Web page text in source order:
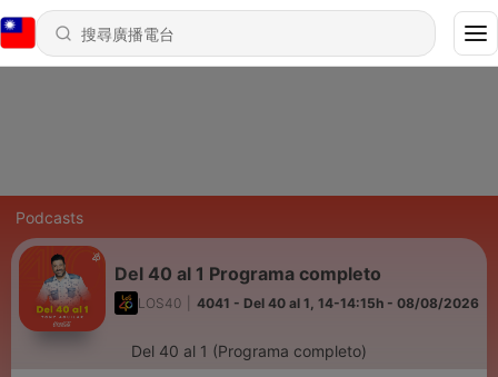
Podcasts
Del 40 al 1 Programa completo
LOS40 4041 - Del 40 al 1, 14-14:15h - 08/08/2026
Del 40 al 1 (Programa completo)